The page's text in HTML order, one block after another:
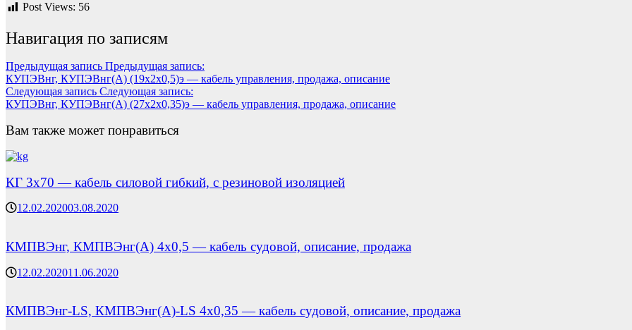
Post Views: 56
Навигация по записям
Предыдущая запись Предыдущая запись:
КУПЭВнг, КУПЭВнг(А) (19х2х0,5)э — кабель управления, продажа, описание
Следующая запись Следующая запись:
КУПЭВнг, КУПЭВнг(А) (27х2х0,35)э — кабель управления, продажа, описание
Вам также может понравиться
КГ 3х70 — кабель силовой гибкий, с резиновой изоляцией
12.02.202003.08.2020
КМПВЭнг, КМПВЭнг(А) 4х0,5 — кабель судовой, описание, продажа
12.02.202011.06.2020
КМПВЭнг-LS, КМПВЭнг(А)-LS 4х0,35 — кабель судовой, описание, продажа